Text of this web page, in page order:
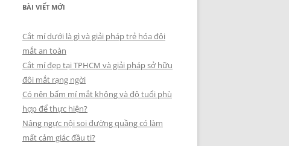
BÀI VIẾT MỚI
Cắt mí dưới là gì và giải pháp trẻ hóa đôi
mắt an toàn
Cắt mí đẹp tại TPHCM và giải pháp sở hữu
đôi mắt rạng ngời
Có nên bấm mí mắt không và độ tuổi phù
hợp để thực hiện?
Nâng ngực nội soi đường quầng có làm
mất cảm giác đầu ti?